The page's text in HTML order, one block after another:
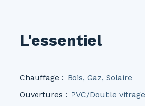
L'essentiel
Chauffage : Bois, Gaz, Solaire
Ouvertures : PVC/Double vitrage